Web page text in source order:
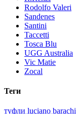
Rodolfo Valeri
Sandenes
Santini
Taccetti
Tosca Blu
UGG Australia
Vic Matie
Zocal
Теги
туфли luciano